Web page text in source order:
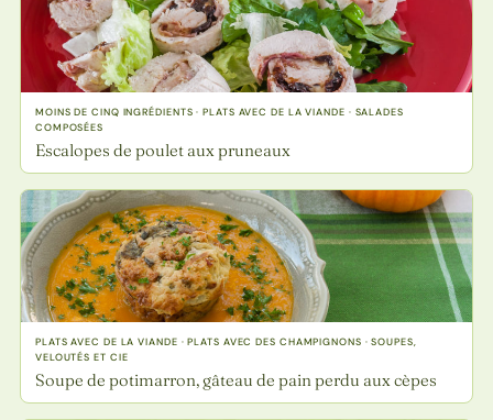
MOINS DE CINQ INGRÉDIENTS · PLATS AVEC DE LA VIANDE · SALADES
COMPOSÉES
Escalopes de poulet aux pruneaux
PLATS AVEC DE LA VIANDE · PLATS AVEC DES CHAMPIGNONS · SOUPES,
VELOUTÉS ET CIE
Soupe de potimarron, gâteau de pain perdu aux cèpes